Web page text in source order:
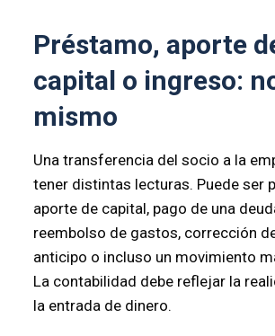
Préstamo, aporte
capital o ingreso:
mismo
Una transferencia del socio a la
tener distintas lecturas. Puede ser
aporte de capital, pago de una
reembolso de gastos, corrección
anticipo o incluso un movimiento
La contabilidad debe reflejar la
la entrada de dinero.